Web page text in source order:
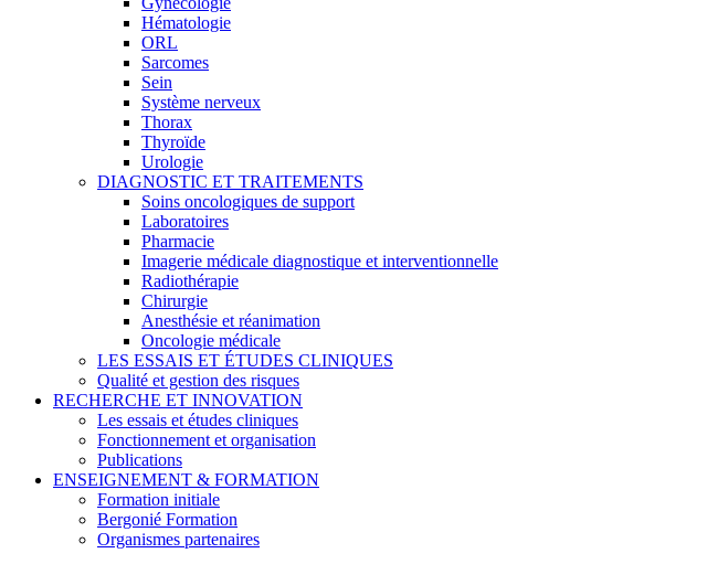
Hématologie
ORL
Sarcomes
Sein
Système nerveux
Thorax
Thyroïde
Urologie
DIAGNOSTIC ET TRAITEMENTS
Soins oncologiques de support
Laboratoires
Pharmacie
Imagerie médicale diagnostique et interventionnelle
Radiothérapie
Chirurgie
Anesthésie et réanimation
Oncologie médicale
LES ESSAIS ET ÉTUDES CLINIQUES
Qualité et gestion des risques
RECHERCHE ET INNOVATION
Les essais et études cliniques
Fonctionnement et organisation
Publications
ENSEIGNEMENT & FORMATION
Formation initiale
Bergonié Formation
Organismes partenaires